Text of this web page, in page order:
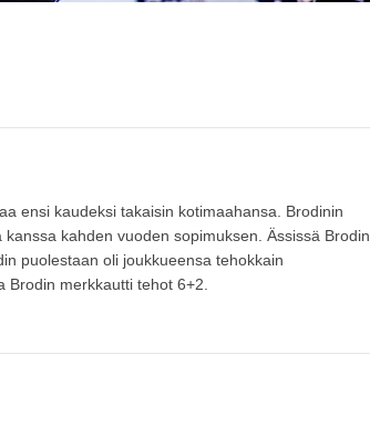
ensi kaudeksi takaisin kotimaahansa. Brodinin
kahden vuoden sopimuksen. Ässissä Brodin
puolestaan oli joukkueensa tehokkain
Brodin merkkautti tehot 6+2.